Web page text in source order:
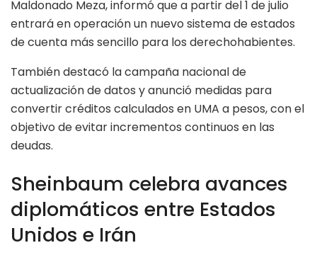
Maldonado Meza, informó que a partir del 1 de julio
entrará en operación un nuevo sistema de estados
de cuenta más sencillo para los derechohabientes.
También destacó la campaña nacional de
actualización de datos y anunció medidas para
convertir créditos calculados en UMA a pesos, con el
objetivo de evitar incrementos continuos en las
deudas.
Sheinbaum celebra avances
diplomáticos entre Estados
Unidos e Irán